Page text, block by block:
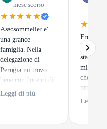
mese scorso
★★★★★
Assosommelier e'
una grande
famiglia. Nella
delegazione di
Perugia mi trovo
bene con docenti di
alto spessore ed un
Leggi di più
di
stata una
migliori
che
tratta
Leggi di